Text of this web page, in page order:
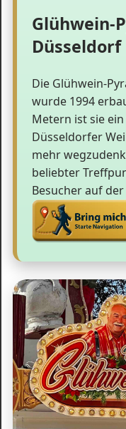
Glühwein-
Düsseldorf
Die Glühwein-
wurde 1994
Metern ist sie
Düsseldorfer
mehr
beliebter
Besucher auf